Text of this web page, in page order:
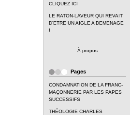
CLIQUEZ ICI
LE RATON-LAVEUR QUI REVAIT
D'ETRE UN AIGLE A DEMENAGE
!
À propos
Pages
CONDAMNATION DE LA FRANC-
MAÇONNERIE PAR LES PAPES
SUCCESSIFS
THÉOLOGIE CHARLES